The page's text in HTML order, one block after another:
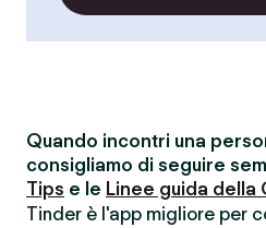
Quando incontri una
consigliamo di seguire
Tips e le Linee guida della
Tinder è l'app migliore per